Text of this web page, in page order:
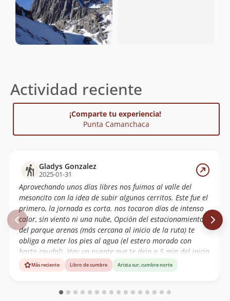
Actividad reciente
¡Comparte tu experiencia!
Punta Camanchaca
Gladys Gonzalez
2025-01-31
Aprovechando unos días libres nos fuimos al valle del
mesoncito con la idea de subir algunos cerritos. Este fue el
primero, la jornada es corta. nos tocaron días de intenso
calor, sin viento ni una nube, Opción del estacionamiento
del parque arenas (más cercana al inicio de la ruta) te
obliga a meter los pies al agua (el estero morado con
harto caudal). Hay un puente que te deja a 5 min del inicio
de la subida, pero tiene reja y candado... otra opción es
cruzarlo mucho antes, por unos puentes de roca. En este
las vegas. Cerro muy entretenido, harta caída de piedras.
Más reciente Libro de cumbre Arista sur, cumbre norte